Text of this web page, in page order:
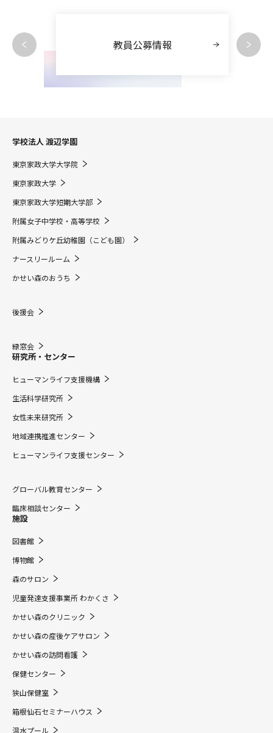
教員公募情報
学校法人 渡辺学園
東京家政大学大学院
東京家政大学
東京家政大学短期大学部
附属女子中学校・高等学校
附属みどりケ丘幼稚園（こども園）
ナースリールーム
かせい森のおうち
後援会
緑窓会
研究所・センター
ヒューマンライフ支援機構
生活科学研究所
女性未来研究所
地域連携推進センター
ヒューマンライフ支援センター
グローバル教育センター
臨床相談センター
施設
図書館
博物館
森のサロン
児童発達支援事業所 わかくさ
かせい森のクリニック
かせい森の産後ケアサロン
かせい森の訪問看護
保健センター
狭山保健室
箱根仙石セミナーハウス
温水プール